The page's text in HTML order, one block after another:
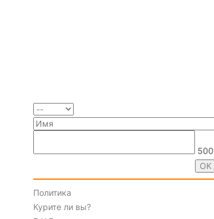
500
Политика
Курите ли вы?